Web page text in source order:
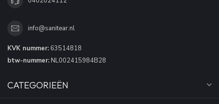
info@sanitear.nl
KVK nummer: 63514818
btw-nummer: NL002415984B28
CATEGORIEËN